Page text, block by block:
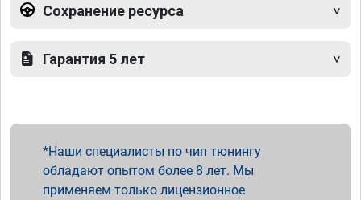
Сохранение ресурса
Гарантия 5 лет
Наши специалисты по чип тюнингу
обладают опытом более 8 лет. Мы
применяем только лицензионное